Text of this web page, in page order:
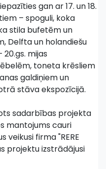
gan ar 17. un 18.
– spoguli, koka
stila bufetēm un
Delfta un holandiešu
mijas
toneta krēsliem
galdiņiem un
stāva ekspozīcijā.
sadarbības projekta
mantojums cauri
veikusi firma "RERE
projektu izstrādājusi